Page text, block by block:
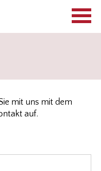
mit uns mit dem
auf.